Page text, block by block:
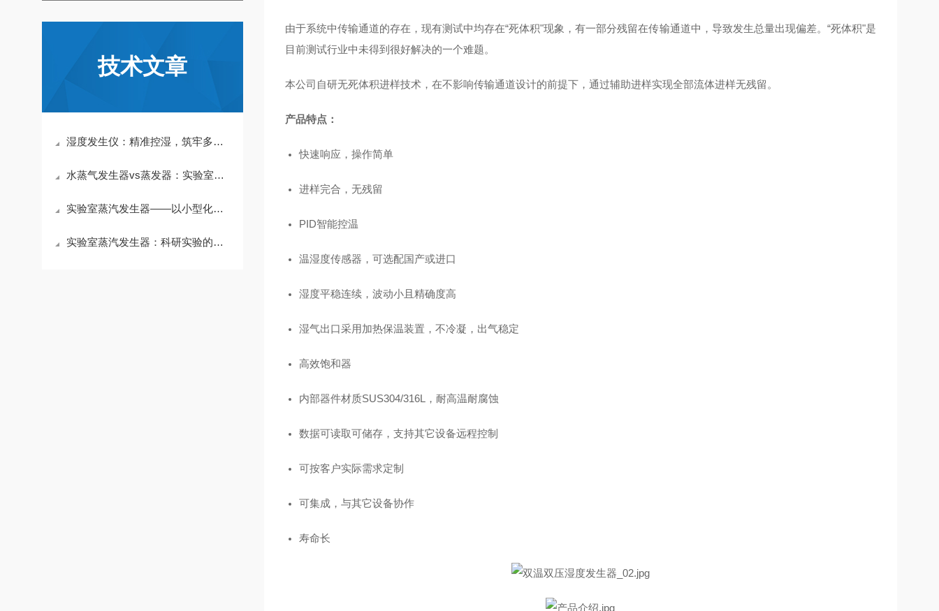
技术文章
湿度发生仪：精准控湿，筑牢多行业质量与研发基石
水蒸气发生器vs蒸发器：实验室选型指南
实验室蒸汽发生器——以小型化精准控温，为科研与中试重现热力条件
实验室蒸汽发生器：科研实验的精准蒸汽管家
由于系统中传输通道的存在，现有测试中均存在“死体积"现象，有一部分残留在传输通道中，导致发生总量出现偏差。“死体积"是
目前测试行业中未得到很好解决的一个难题。
本公司自研无死体积进样技术，在不影响传输通道设计的前提下，通过辅助进样实现全部流体进样无残留。
产品特点：
快速响应，操作简单
进样完合，无残留
PID智能控温
温湿度传感器，可选配国产或进口
湿度平稳连续，波动小且精确度高
湿气出口采用加热保温装置，不冷凝，出气稳定
高效饱和器
内部器件材质SUS304/316L，耐高温耐腐蚀
数据可读取可储存，支持其它设备远程控制
可按客户实际需求定制
可集成，与其它设备协作
寿命长